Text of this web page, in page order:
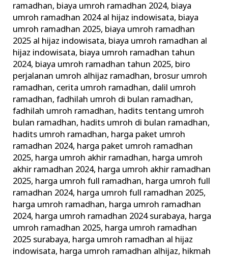
ramadhan, biaya umroh ramadhan 2024, biaya
umroh ramadhan 2024 al hijaz indowisata, biaya
umroh ramadhan 2025, biaya umroh ramadhan
2025 al hijaz indowisata, biaya umroh ramadhan al
hijaz indowisata, biaya umroh ramadhan tahun
2024, biaya umroh ramadhan tahun 2025, biro
perjalanan umroh alhijaz ramadhan, brosur umroh
ramadhan, cerita umroh ramadhan, dalil umroh
ramadhan,fadhilah umroh di bulan ramadhan,
fadhilah umroh ramadhan, hadits tentang umroh
bulan ramadhan, hadits umroh di bulan ramadhan,
hadits umroh ramadhan, harga paket umroh
ramadhan 2024, harga paket umroh ramadhan
2025, harga umroh akhir ramadhan, harga umroh
akhir ramadhan 2024, harga umroh akhir ramadhan
2025, harga umroh full ramadhan, harga umroh full
ramadhan 2024, harga umroh full ramadhan 2025,
harga umroh ramadhan, harga umroh ramadhan
2024, harga umroh ramadhan 2024 surabaya, harga
umroh ramadhan 2025, harga umroh ramadhan
2025 surabaya, harga umroh ramadhan al hijaz
indowisata, harga umroh ramadhan alhijaz, hikmah